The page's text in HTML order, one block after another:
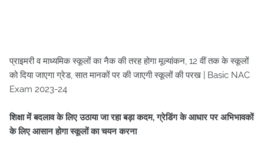
प्राइमरी व माध्यमिक स्कूलों का नैक की तरह होगा मूल्यांकन, 12 वीं तक के स्कूलों
को दिया जाएगा ग्रेड, सात मानकों पर की जाएगी स्कूलों की परख | Basic NAC
Exam 2023-24
शिक्षा में बदलाव के लिए उठाया जा रहा बड़ा कदम, ग्रेडिंग के आधार पर अभिभावकों
के लिए आसान होगा स्कूलों का चयन करना